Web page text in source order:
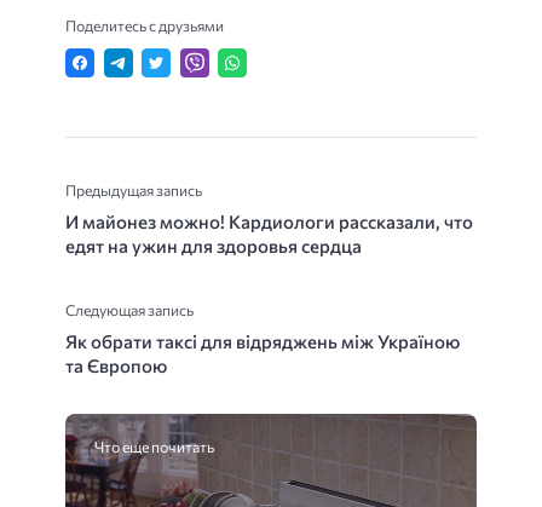
Поделитесь с друзьями
Предыдущая запись
И майонез можно! Кардиологи рассказали, что
едят на ужин для здоровья сердца
Следующая запись
Як обрати таксі для відряджень між Україною
та Європою
Что еще почитать